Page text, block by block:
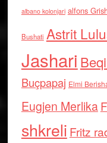
albano kolonjari alfons
Bushati Astrit
Jashari
Buçpapaj Elmi
Eugjen Merlika
shkreli Fritz